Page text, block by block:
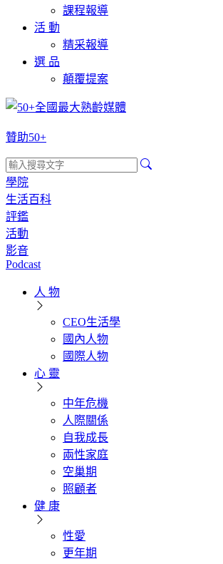
課程報導
活 動
精采報導
選 品
顛覆提案
贊助50+
學院
生活百科
評鑑
活動
影音
Podcast
人 物
CEO生活學
國內人物
國際人物
心 靈
中年危機
人際關係
自我成長
兩性家庭
空巢期
照顧者
健 康
性愛
更年期